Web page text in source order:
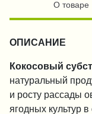
О товаре
ОПИСАНИЕ
Кокосовый
натуральный
и росту рассады
ягодных культур